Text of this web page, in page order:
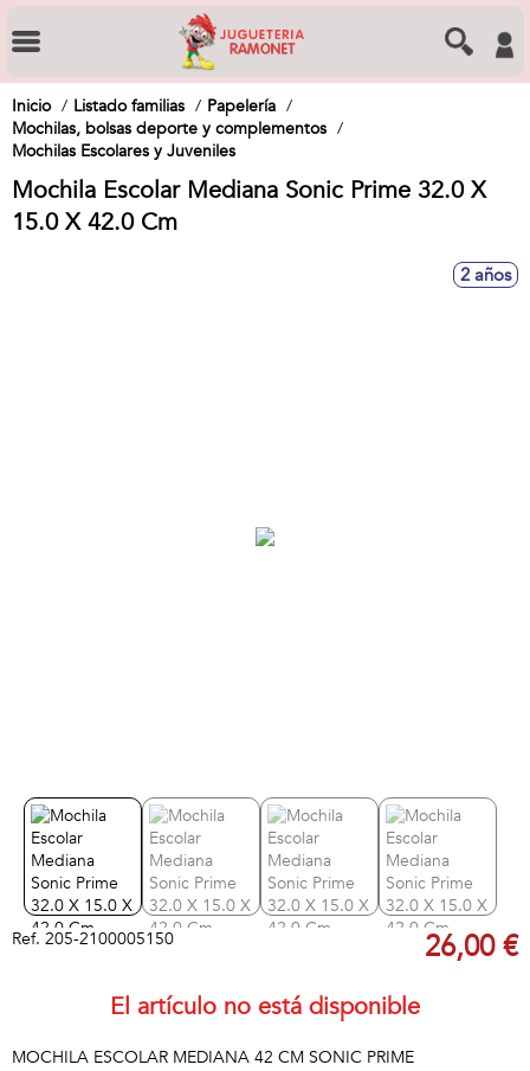
Inicio Listado familias
Papelería
Mochilas, bolsas deporte y complementos
Mochilas Escolares y Juveniles
Mochila Escolar Mediana Sonic Prime 32.0 X
15.0 X 42.0 Cm
2 años
Ref. 205-2100005150 26,00 €
El artículo no está disponible
MOCHILA ESCOLAR MEDIANA 42 CM SONIC PRIME